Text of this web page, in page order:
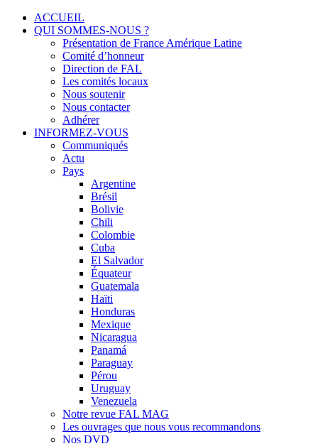
FRANCE AMERIQUE LATINE
Solidarité international et Amitiés entre les peuples
Menu
Skip
ACCUEIL
QUI SOMMES-NOUS ?
Présentation de France Amérique Latine
Comité d’honneur
Direction de FAL
Les comités locaux
Nous soutenir
Nous contacter
Adhérer
INFORMEZ-VOUS
Communiqués
Actu
Pays
Argentine
Brésil
Bolivie
Chili
Colombie
Cuba
El Salvador
Équateur
Guatemala
Haïti
Honduras
Mexique
Nicaragua
Panamá
Paraguay
Pérou
Uruguay
Venezuela
Notre revue FAL MAG
Les ouvrages que nous vous recommandons
Nos DVD